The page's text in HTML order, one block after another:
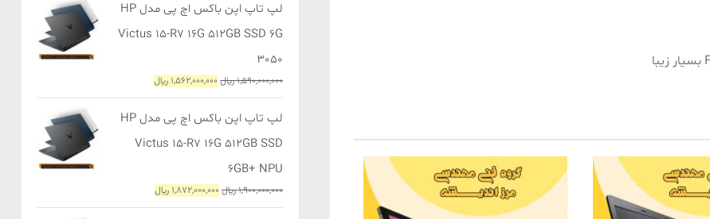
لپ تاپ اپن باکس اچ پی مدل HP
Victus 15-R7 16G 512GB SSD 6G
3050
1,590,000,000﷼ قیمت
اصلی
1,562,000,000 ﷼قیمت
فعلی
لپ تاپ اپن باکس اچ پی مدل HP
Victus 15-R7 16G 512GB SSD
6GB+ NPU
1,900,000,000﷼ قیمت
اصلی
1,872,000,000 ﷼قیمت
فعلی